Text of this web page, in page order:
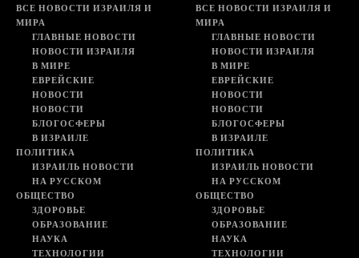
ВСЕ НОВОСТИ ИЗРАИЛЯ И
МИРА
ГЛАВНЫЕ НОВОСТИ
НОВОСТИ ИЗРАИЛЯ
В МИРЕ
ЕВРЕЙСКИЕ
НОВОСТИ
НОВОСТИ
БЛОГОСФЕРЫ
В ИЗРАИЛЕ
ПОЛИТИКА
ИЗРАИЛЬ НОВОСТИ
НА РУССКОМ
ОБЩЕСТВО
ЗДОРОВЬЕ
ОБРАЗОВАНИЕ
НАУКА
ТЕХНОЛОГИИ
ВСЕ НОВОСТИ ИЗРАИЛЯ И
МИРА
ГЛАВНЫЕ НОВОСТИ
НОВОСТИ ИЗРАИЛЯ
В МИРЕ
ЕВРЕЙСКИЕ
НОВОСТИ
НОВОСТИ
БЛОГОСФЕРЫ
В ИЗРАИЛЕ
ПОЛИТИКА
ИЗРАИЛЬ НОВОСТИ
НА РУССКОМ
ОБЩЕСТВО
ЗДОРОВЬЕ
ОБРАЗОВАНИЕ
НАУКА
ТЕХНОЛОГИИ